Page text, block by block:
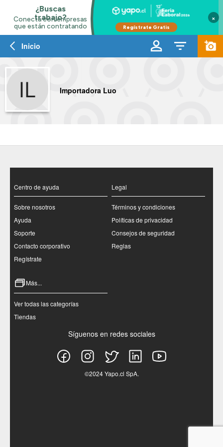
×
Inicio
Importadora Luo
Centro de ayuda
Sobre nosotros
Ayuda
Soporte
Contacto corporativo
Regístrate
Legal
Términos y condiciones
Políticas de privacidad
Consejos de seguridad
Reglas
Más...
Ver todas las categorías
Tiendas
Síguenos en redes sociales
©2024 Yapo.cl SpA.